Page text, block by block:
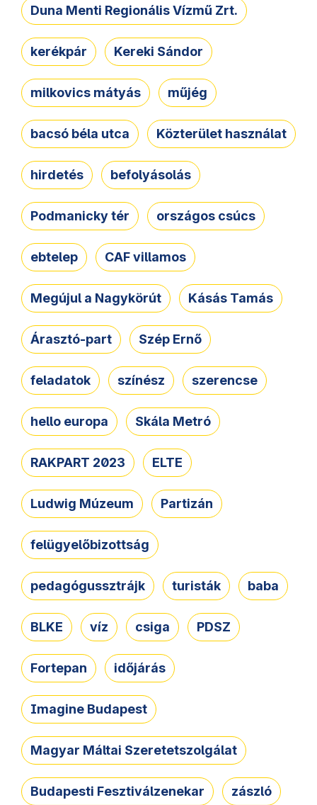
Duna Menti Regionális Vízmű Zrt.
kerékpár Kereki Sándor
milkovics mátyás műjég
bacsó béla utca Közterület használat
hirdetés befolyásolás
Podmanicky tér országos csúcs
ebtelep CAF villamos
Megújul a Nagykörút Kásás Tamás
Árasztó-part Szép Ernő
feladatok színész szerencse
hello europa Skála Metró
RAKPART 2023 ELTE
Ludwig Múzeum Partizán
felügyelőbizottság
pedagógussztrájk turisták baba
BLKE víz csiga PDSZ
Fortepan időjárás
Imagine Budapest
Magyar Máltai Szeretetszolgálat
Budapesti Fesztiválzenekar zászló